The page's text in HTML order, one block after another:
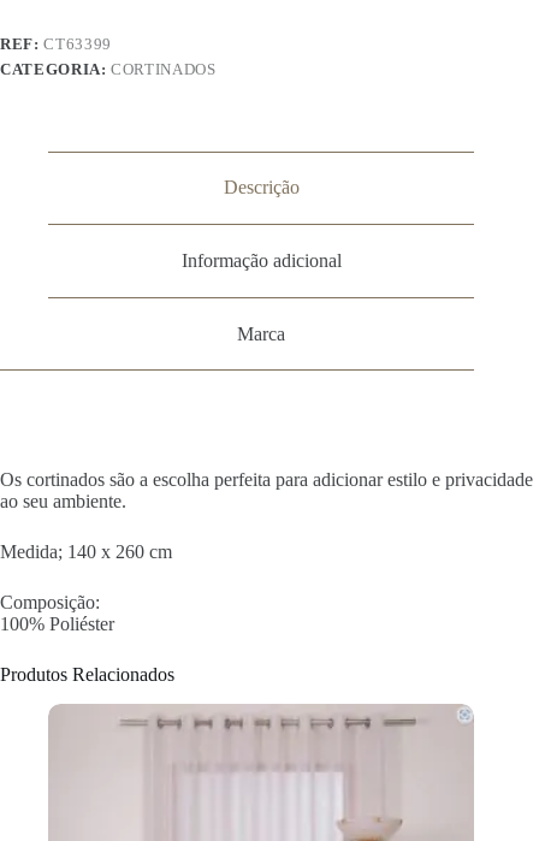
REF:CT63399
CATEGORIA:CORTINADOS
Descrição
Informação adicional
Marca
Os cortinados são a escolha perfeita para adicionar estilo e privacidade
ao seu ambiente.
Medida; 140 x 260 cm
Composição:
100% Poliéster
Produtos Relacionados